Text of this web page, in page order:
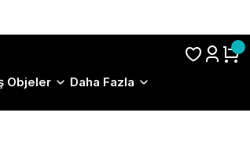
Objeler Daha Fazla